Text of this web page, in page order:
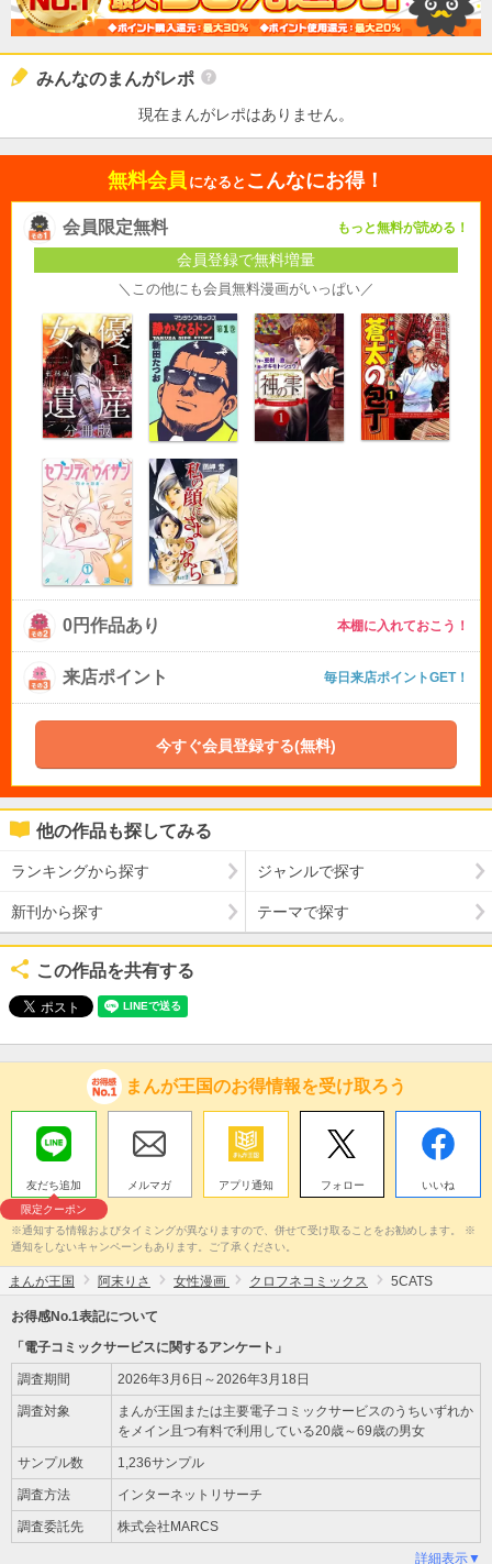
みんなのまんがレポ
現在まんがレポはありません。
無料会員 になると こんなにお得！
会員限定無料 もっと無料が読める！
会員登録で無料増量
＼この他にも会員無料漫画がいっぱい／
0円作品あり 本棚に入れておこう！
来店ポイント 毎日来店ポイントGET！
今すぐ会員登録する(無料)
他の作品も探してみる
ランキングから探す ジャンルで探す
新刊から探す テーマで探す
この作品を共有する
まんが王国のお得情報を受け取ろう
友だち追加
限定クーポン
メルマガ アプリ通知 フォロー いいね
※通知する情報およびタイミングが異なりますので、併せて受け取ることをお勧めします。 ※
通知をしないキャンペーンもあります。ご了承ください。
まんが王国 阿末りさ 女性漫画 クロフネコミックス 5CATS
お得感No.1表記について
「電子コミックサービスに関するアンケート」
調査期間 2026年3月6日～2026年3月18日
調査対象
まんが王国または主要電子コミックサービスのうちいずれか
をメイン且つ有料で利用している20歳～69歳の男女
サンプル数 1,236サンプル
調査方法 インターネットリサーチ
調査委託先 株式会社MARCS
詳細表示▼